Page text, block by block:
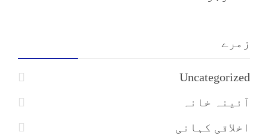
زمرے
Uncategorized
آئینہ خانہ
اخلاقی کہانی